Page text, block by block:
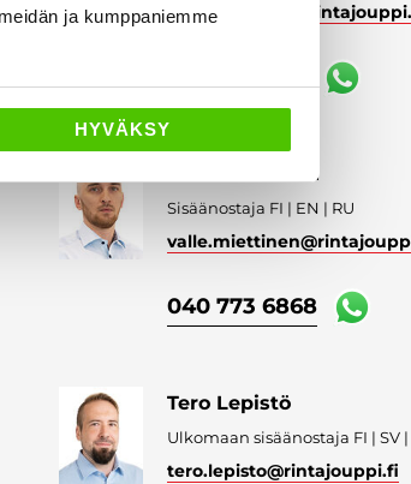
ja kumppaniemme
HYVÄKSY
kalle.varjonen
Valle Miettinen
Sisäänostaja FI | EN | RU
valle.miettinen
040 773 6868
Tero Lepistö
Ulkomaan sisäänostaja FI | SV |
tero.lepisto@rintajouppi.fi